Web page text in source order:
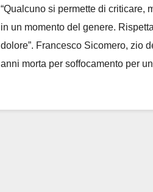
dolore’
“Qualcuno si permette di criticare,
in un momento del genere.
dolore”. Francesco Sicomero, zio
anni morta per soffocamento per